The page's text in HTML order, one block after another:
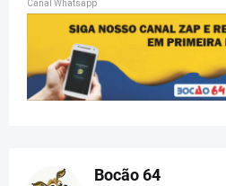
Canal Whatsapp
Bocão 64